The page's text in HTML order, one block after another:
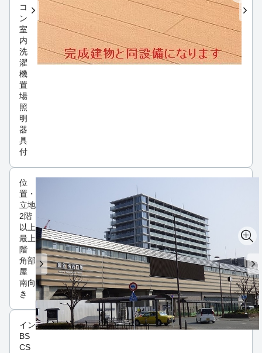
コ
ン
室
内
洗
濯
機
置
場
照
明
器
具
付
位
置・
立地
2階
以上
最上
階
角部
屋
南向
き
インフラ
BS
CS